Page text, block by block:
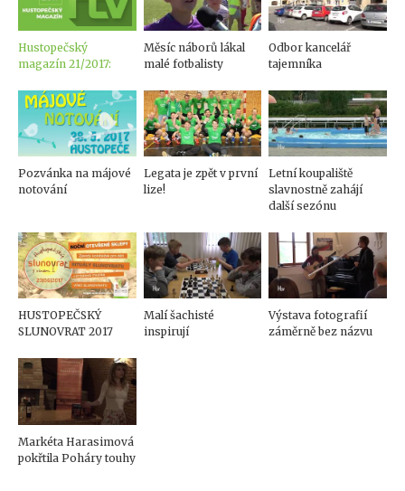
Hustopečský
magazín 21/2017:
Měsíc náborů lákal
malé fotbalisty
Odbor kancelář
tajemníka
Pozvánka na májové
notování
Legata je zpět v první
lize!
Letní koupaliště
slavnostně zahájí
další sezónu
HUSTOPEČSKÝ
SLUNOVRAT 2017
Malí šachisté
inspirují
Výstava fotografií
záměrně bez názvu
Markéta Harasimová
pokřtila Poháry touhy